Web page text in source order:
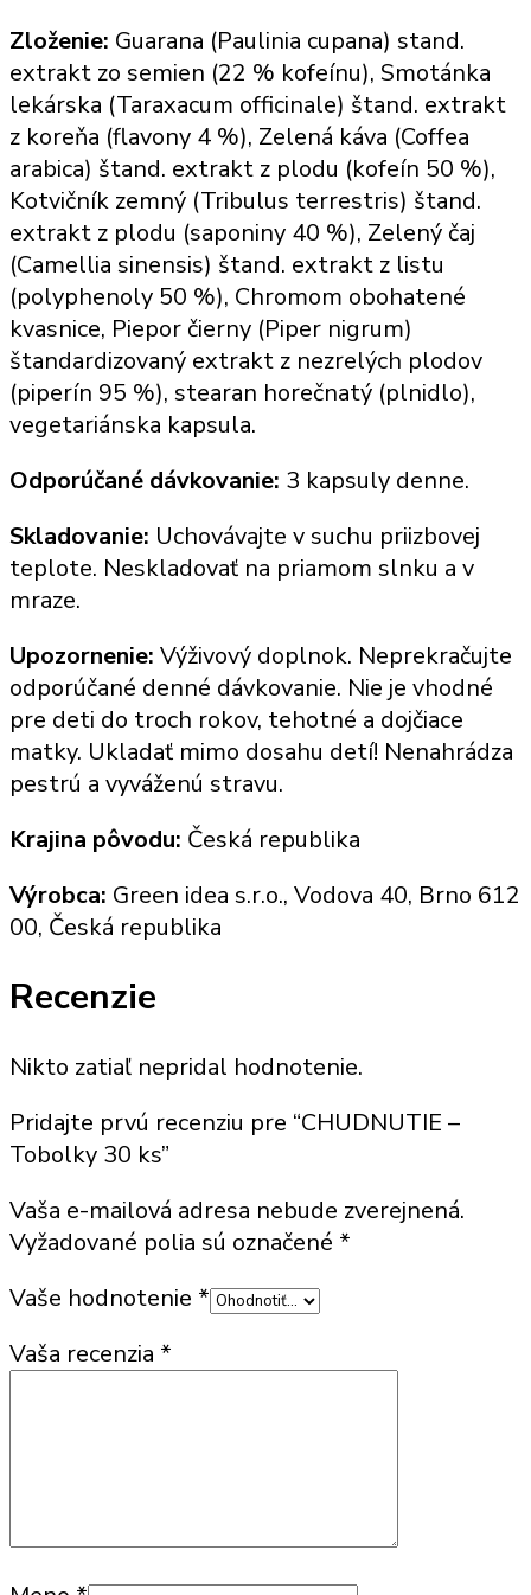
Zloženie: Guarana (Paulinia cupana) stand.
extrakt zo semien (22 % kofeínu), Smotánka
lekárska (Taraxacum officinale) štand. extrakt
z koreňa (flavony 4 %), Zelená káva (Coffea
arabica) štand. extrakt z plodu (kofeín 50 %),
Kotvičník zemný (Tribulus terrestris) štand.
extrakt z plodu (saponiny 40 %), Zelený čaj
(Camellia sinensis) štand. extrakt z listu
(polyphenoly 50 %), Chromom obohatené
kvasnice, Piepor čierny (Piper nigrum)
štandardizovaný extrakt z nezrelých plodov
(piperín 95 %), stearan horečnatý (plnidlo),
vegetariánska kapsula.
Odporúčané dávkovanie: 3 kapsuly denne.
Skladovanie: Uchovávajte v suchu priizbovej
teplote. Neskladovať na priamom slnku a v
mraze.
Upozornenie: Výživový doplnok. Neprekračujte
odporúčané denné dávkovanie. Nie je vhodné
pre deti do troch rokov, tehotné a dojčiace
matky. Ukladať mimo dosahu detí! Nenahrádza
pestrú a vyváženú stravu.
Krajina pôvodu: Česká republika
Výrobca: Green idea s.r.o., Vodova 40, Brno 612
00, Česká republika
Recenzie
Nikto zatiaľ nepridal hodnotenie.
Pridajte prvú recenziu pre “CHUDNUTIE –
Tobolky 30 ks”
Vaša e-mailová adresa nebude zverejnená.
Vyžadované polia sú označené *
Vaše hodnotenie *
Vaša recenzia *